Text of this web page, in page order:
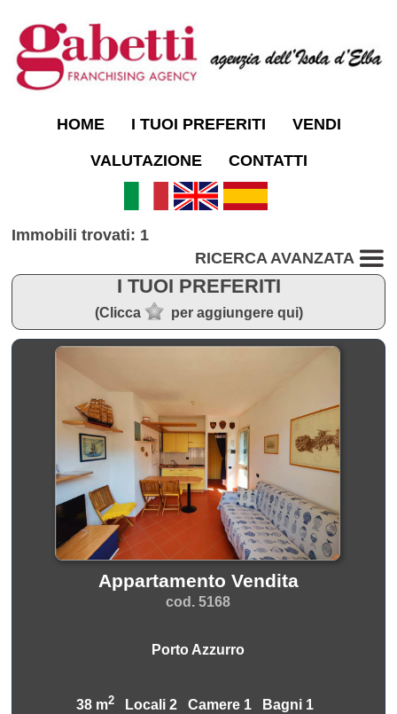
HOME I TUOI PREFERITI VENDI
VALUTAZIONE CONTATTI
Immobili trovati: 1
RICERCA AVANZATA
I TUOI PREFERITI
(Clicca per aggiungere qui)
Appartamento Vendita
cod. 5168
Porto Azzurro
38 m2Locali 2 Camere 1 Bagni 1